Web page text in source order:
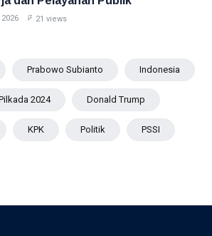
21 views
Prabowo Subianto Indonesia
2024 Donald Trump
KPK Politik PSSI